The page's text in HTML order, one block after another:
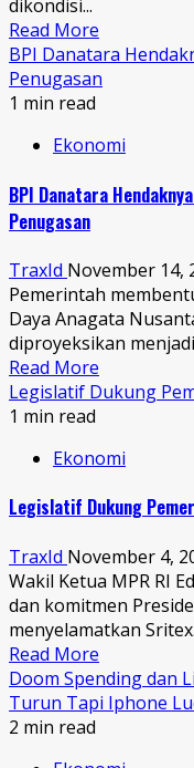
dikondisi...
Read More
BPI Danatara
Penugasan
1 min read
Ekonomi
BPI Danatara
Penugasan
TraxId November 14,
Pemerintah
Daya Anagata
diproyeksikan
Read More
Legislatif Dukung
1 min read
Ekonomi
Legislatif Dukung
TraxId November 4,
Wakil Ketua MPR RI
dan komitmen
menyelamatkan
Read More
Doom Spending dan
Turun Tapi Iphone
2 min read